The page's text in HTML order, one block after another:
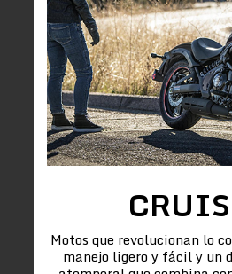
Motos que revolucionan lo
manejo ligero y fácil y un